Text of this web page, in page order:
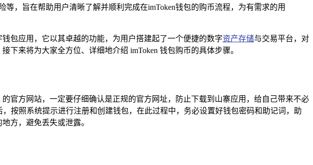
等，旨在帮助用户清晰了解并顺利完成在imToken钱包的购币流程，为有需求的用
包应用，它以其卓越的功能，为用户搭建起了一个便捷的数字资产存储与交易平台，对
下来将为大家全方位、详细地介绍 imToken 钱包购币的具体步骤。
官方网站，一定要仔细确认是正规的官方网址，防止下载到山寨应用，给自己带来不必
按照系统提示进行注册和创建钱包，在此过程中，务必设置好钱包密码和助记词，助
方，避免丢失或泄露。